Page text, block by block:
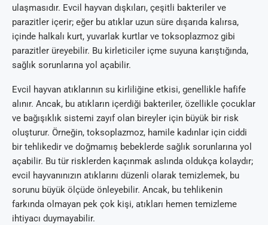
ulaşmasıdır. Evcil hayvan dışkıları, çeşitli bakteriler ve
parazitler içerir; eğer bu atıklar uzun süre dışarıda kalırsa,
içinde halkalı kurt, yuvarlak kurtlar ve toksoplazmoz gibi
parazitler üreyebilir. Bu kirleticiler içme suyuna karıştığında,
sağlık sorunlarına yol açabilir.
Evcil hayvan atıklarının su kirliliğine etkisi, genellikle hafife
alınır. Ancak, bu atıkların içerdiği bakteriler, özellikle çocuklar
ve bağışıklık sistemi zayıf olan bireyler için büyük bir risk
oluşturur. Örneğin, toksoplazmoz, hamile kadınlar için ciddi
bir tehlikedir ve doğmamış bebeklerde sağlık sorunlarına yol
açabilir. Bu tür risklerden kaçınmak aslında oldukça kolaydır;
evcil hayvanınızın atıklarını düzenli olarak temizlemek, bu
sorunu büyük ölçüde önleyebilir. Ancak, bu tehlikenin
farkında olmayan pek çok kişi, atıkları hemen temizleme
ihtiyacı duymayabilir.